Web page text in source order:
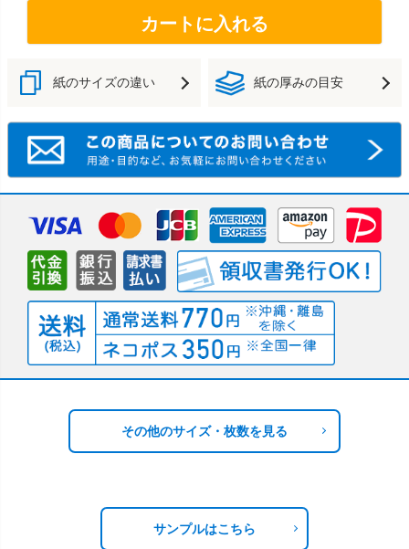
カートに入れる
紙のサイズの違い 紙の厚みの目安
その他のサイズ・枚数を見る
サンプルはこちら